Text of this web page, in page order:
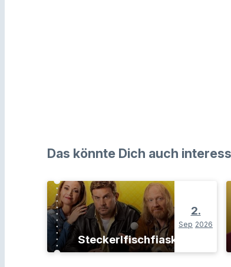
Das könnte Dich auch
Steckerlfischfiasko
2.
Sep 2026